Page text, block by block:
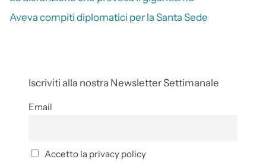
Aveva compiti diplomatici per la Santa Sede
Iscriviti alla nostra Newsletter Settimanale
Email
Accetto la privacy policy